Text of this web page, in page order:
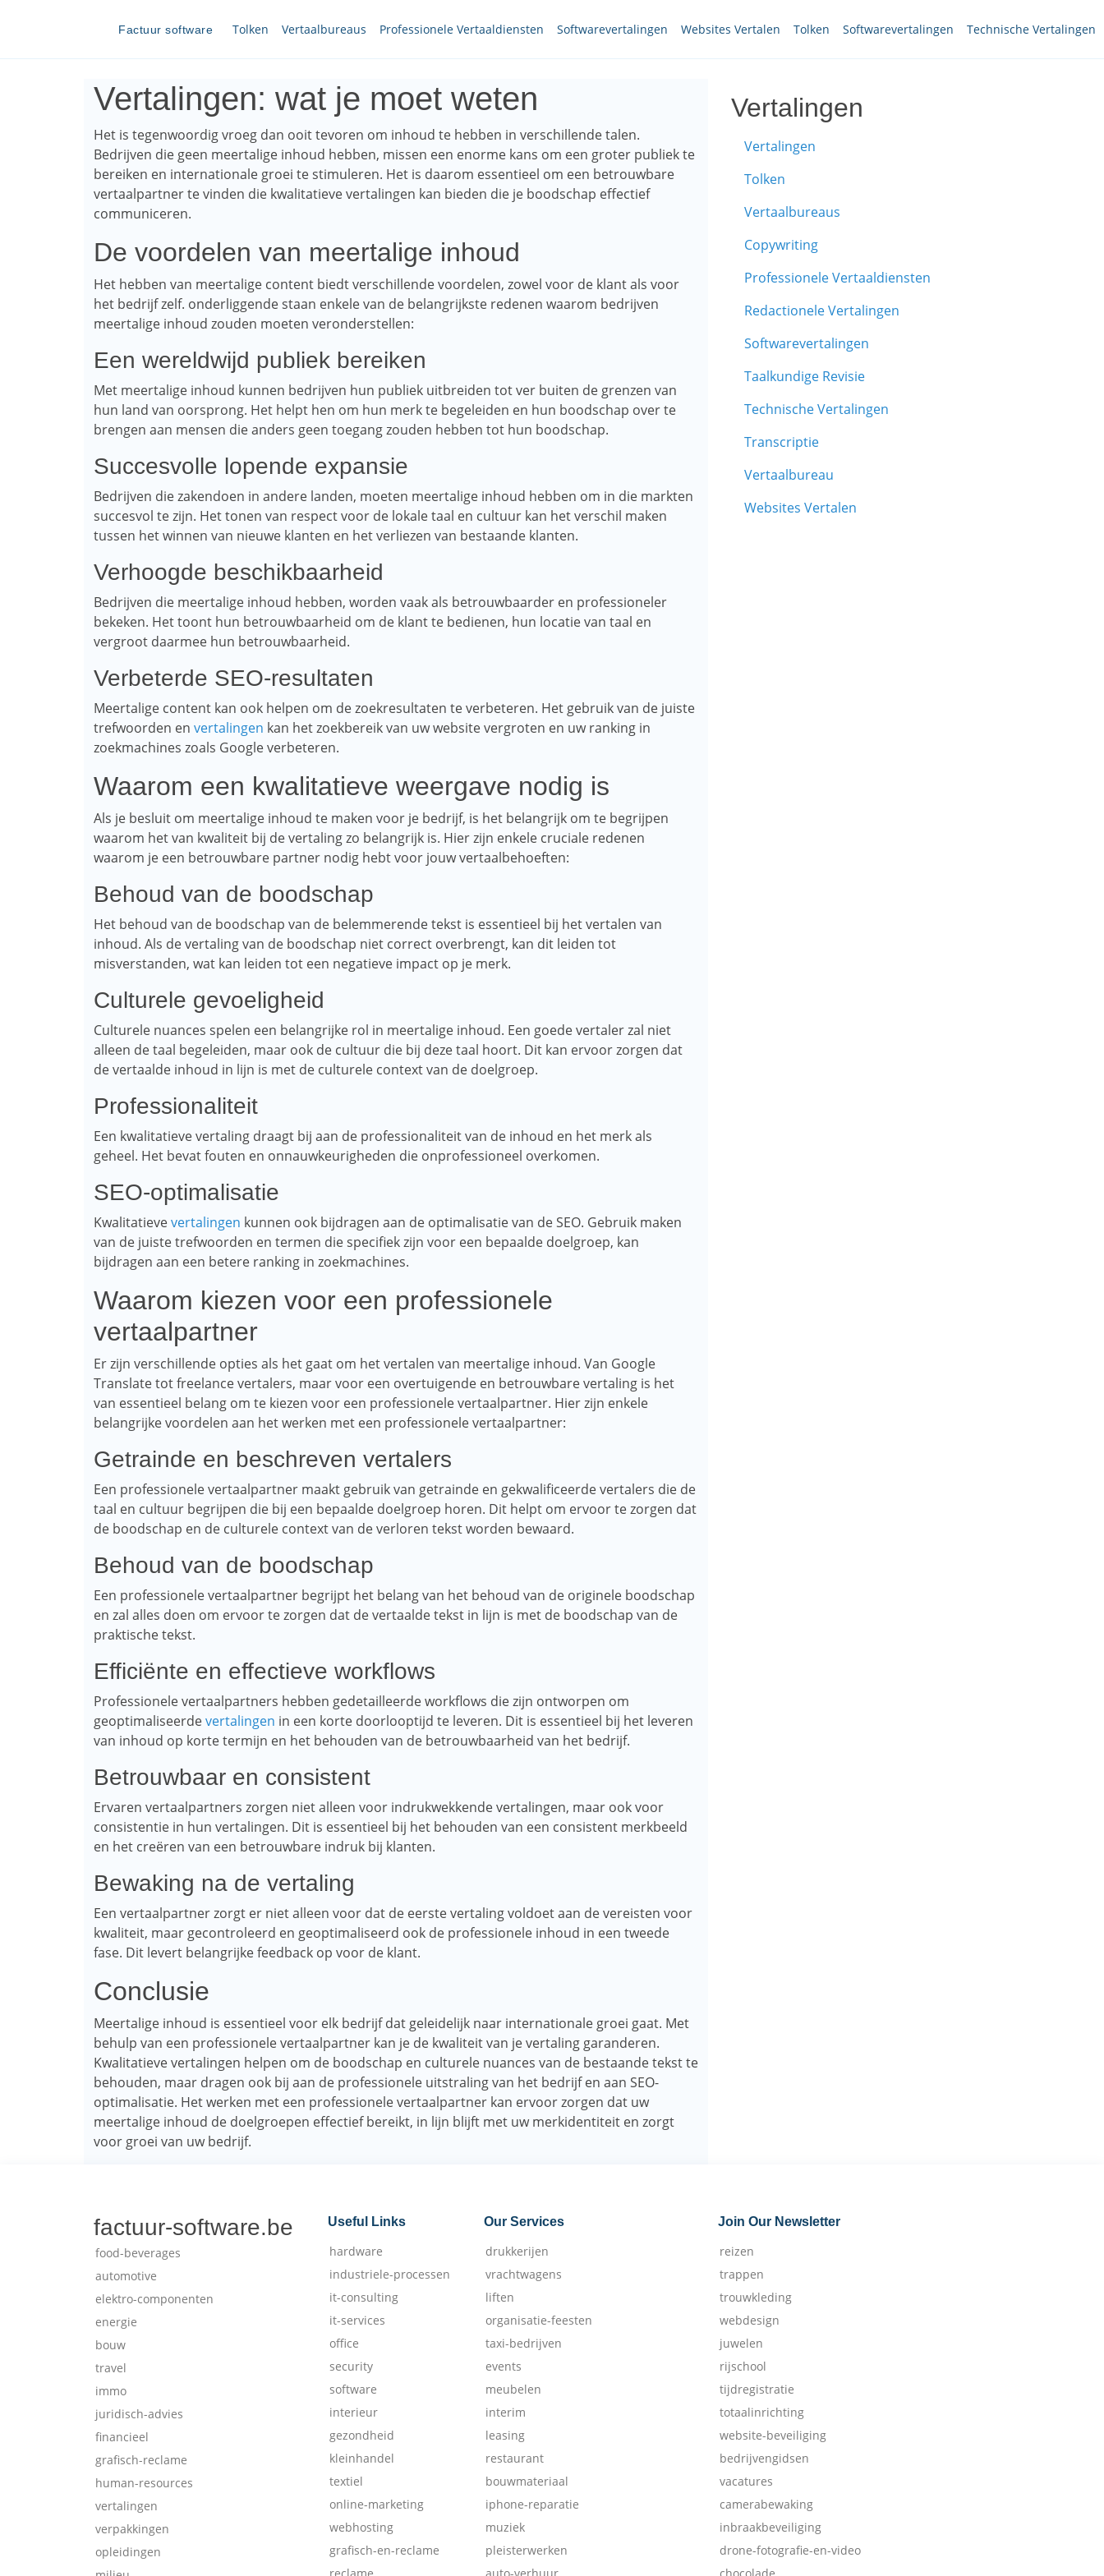
Factuur software Tolken Vertaalbureaus Professionele Vertaaldiensten Softwarevertalingen Websites Vertalen Tolken Softwarevertalingen Technische Vertalingen
Vertalingen: wat je moet weten
Het is tegenwoordig vroeg dan ooit tevoren om inhoud te hebben in verschillende talen.
Bedrijven die geen meertalige inhoud hebben, missen een enorme kans om een ​​groter publiek te
bereiken en internationale groei te stimuleren. Het is daarom essentieel om een ​​betrouwbare
vertaalpartner te vinden die kwalitatieve vertalingen kan bieden die je boodschap effectief
communiceren.
De voordelen van meertalige inhoud
Het hebben van meertalige content biedt verschillende voordelen, zowel voor de klant als voor
het bedrijf zelf. onderliggende staan ​​enkele van de belangrijkste redenen waarom bedrijven
meertalige inhoud zouden moeten veronderstellen:
Een wereldwijd publiek bereiken
Met meertalige inhoud kunnen bedrijven hun publiek uitbreiden tot ver buiten de grenzen van
hun land van oorsprong. Het helpt hen om hun merk te begeleiden en hun boodschap over te
brengen aan mensen die anders geen toegang zouden hebben tot hun boodschap.
Succesvolle lopende expansie
Bedrijven die zakendoen in andere landen, moeten meertalige inhoud hebben om in die markten
succesvol te zijn. Het tonen van respect voor de lokale taal en cultuur kan het verschil maken
tussen het winnen van nieuwe klanten en het verliezen van bestaande klanten.
Verhoogde beschikbaarheid
Bedrijven die meertalige inhoud hebben, worden vaak als betrouwbaarder en professioneler
bekeken. Het toont hun betrouwbaarheid om de klant te bedienen, hun locatie van taal en
vergroot daarmee hun betrouwbaarheid.
Verbeterde SEO-resultaten
Meertalige content kan ook helpen om de zoekresultaten te verbeteren. Het gebruik van de juiste
trefwoorden en vertalingen kan het zoekbereik van uw website vergroten en uw ranking in
zoekmachines zoals Google verbeteren.
Waarom een ​​kwalitatieve weergave nodig is
Als je besluit om meertalige inhoud te maken voor je bedrijf, is het belangrijk om te begrijpen
waarom het van kwaliteit bij de vertaling zo belangrijk is. Hier zijn enkele cruciale redenen
waarom je een betrouwbare partner nodig hebt voor jouw vertaalbehoeften:
Behoud van de boodschap
Het behoud van de boodschap van de belemmerende tekst is essentieel bij het vertalen van
inhoud. Als de vertaling van de boodschap niet correct overbrengt, kan dit leiden tot
misverstanden, wat kan leiden tot een negatieve impact op je merk.
Culturele gevoeligheid
Culturele nuances spelen een belangrijke rol in meertalige inhoud. Een goede vertaler zal niet
alleen de taal begeleiden, maar ook de cultuur die bij deze taal hoort. Dit kan ervoor zorgen dat
de vertaalde inhoud in lijn is met de culturele context van de doelgroep.
Professionaliteit
Een kwalitatieve vertaling draagt ​​bij aan de professionaliteit van de inhoud en het merk als
geheel. Het bevat fouten en onnauwkeurigheden die onprofessioneel overkomen.
SEO-optimalisatie
Kwalitatievevertalingen kunnen ook bijdragen aan de optimalisatie van de SEO. Gebruik maken
van de juiste trefwoorden en termen die specifiek zijn voor een bepaalde doelgroep, kan
bijdragen aan een betere ranking in zoekmachines.
Waarom kiezen voor een professionele
vertaalpartner
Er zijn verschillende opties als het gaat om het vertalen van meertalige inhoud. Van Google
Translate tot freelance vertalers, maar voor een overtuigende en betrouwbare vertaling is het
van essentieel belang om te kiezen voor een professionele vertaalpartner. Hier zijn enkele
belangrijke voordelen aan het werken met een professionele vertaalpartner:
Getrainde en beschreven vertalers
Een professionele vertaalpartner maakt gebruik van getrainde en gekwalificeerde vertalers die de
taal en cultuur begrijpen die bij een bepaalde doelgroep horen. Dit helpt om ervoor te zorgen dat
de boodschap en de culturele context van de verloren tekst worden bewaard.
Behoud van de boodschap
Een professionele vertaalpartner begrijpt het belang van het behoud van de originele boodschap
en zal alles doen om ervoor te zorgen dat de vertaalde tekst in lijn is met de boodschap van de
praktische tekst.
Efficiënte en effectieve workflows
Professionele vertaalpartners hebben gedetailleerde workflows die zijn ontworpen om
geoptimaliseerdevertalingen in een korte doorlooptijd te leveren. Dit is essentieel bij het leveren
van inhoud op korte termijn en het behouden van de betrouwbaarheid van het bedrijf.
Betrouwbaar en consistent
Ervaren vertaalpartners zorgen niet alleen voor indrukwekkende vertalingen, maar ook voor
consistentie in hun vertalingen. Dit is essentieel bij het behouden van een consistent merkbeeld
en het creëren van een betrouwbare indruk bij klanten.
Bewaking na de vertaling
Een vertaalpartner zorgt er niet alleen voor dat de eerste vertaling voldoet aan de vereisten voor
kwaliteit, maar gecontroleerd en geoptimaliseerd ook de professionele inhoud in een tweede
fase. Dit levert belangrijke feedback op voor de klant.
Conclusie
Meertalige inhoud is essentieel voor elk bedrijf dat geleidelijk naar internationale groei gaat. Met
behulp van een professionele vertaalpartner kan je de kwaliteit van je vertaling garanderen.
Kwalitatieve vertalingen helpen om de boodschap en culturele nuances van de bestaande tekst te
behouden, maar dragen ook bij aan de professionele uitstraling van het bedrijf en aan SEO-
optimalisatie. Het werken met een professionele vertaalpartner kan ervoor zorgen dat uw
meertalige inhoud de doelgroepen effectief bereikt, in lijn blijft met uw merkidentiteit en zorgt
voor groei van uw bedrijf.
Vertalingen
Vertalingen
Tolken
Vertaalbureaus
Copywriting
Professionele Vertaaldiensten
Redactionele Vertalingen
Softwarevertalingen
Taalkundige Revisie
Technische Vertalingen
Transcriptie
Vertaalbureau
Websites Vertalen
factuur-software.be
food-beverages
automotive
elektro-componenten
energie
bouw
travel
immo
juridisch-advies
financieel
grafisch-reclame
human-resources
vertalingen
verpakkingen
opleidingen
Useful Links
hardware
industriele-processen
it-consulting
it-services
office
security
software
interieur
gezondheid
kleinhandel
textiel
online-marketing
webhosting
grafisch-en-reclame
Our Services
drukkerijen
vrachtwagens
liften
organisatie-feesten
taxi-bedrijven
events
meubelen
interim
leasing
restaurant
bouwmateriaal
iphone-reparatie
muziek
pleisterwerken
Join Our Newsletter
reizen
trappen
trouwkleding
webdesign
juwelen
rijschool
tijdregistratie
totaalinrichting
website-beveiliging
bedrijvengidsen
vacatures
camerabewaking
inbraakbeveiliging
drone-fotografie-en-video